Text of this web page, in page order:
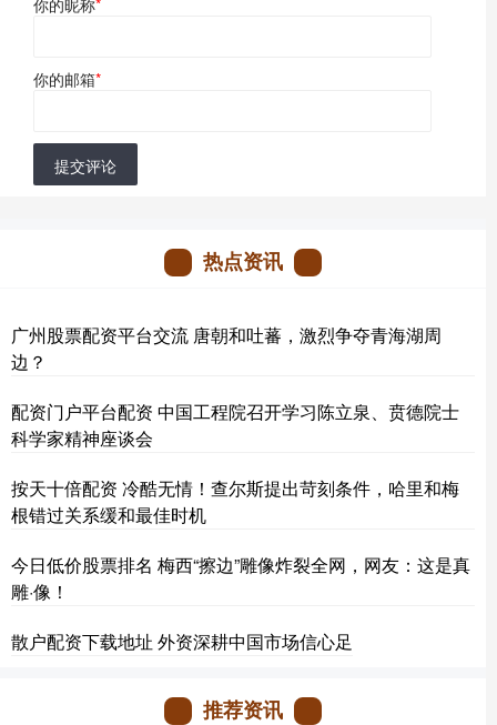
你的邮箱*
提交评论
热点资讯
广州股票配资平台交流 唐朝和吐蕃，激烈争夺青海湖周
边？
配资门户平台配资 中国工程院召开学习陈立泉、贲德院士
科学家精神座谈会
按天十倍配资 冷酷无情！查尔斯提出苛刻条件，哈里和梅
根错过关系缓和最佳时机
今日低价股票排名 梅西“擦边”雕像炸裂全网，网友：这是真
雕·像！
散户配资下载地址 外资深耕中国市场信心足
推荐资讯